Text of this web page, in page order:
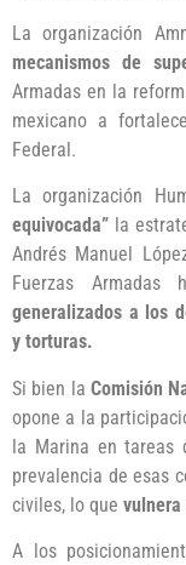
La organización
mecanismos de
Armadas en la
mexicano a
Federal.
La organización
equivocada” la
Andrés Manuel
Fuerzas Armadas
generalizados a los
y torturas.
Si bien la Comisión
opone a la
la Marina en tareas
prevalencia de esas
civiles, lo que vulnera
A los